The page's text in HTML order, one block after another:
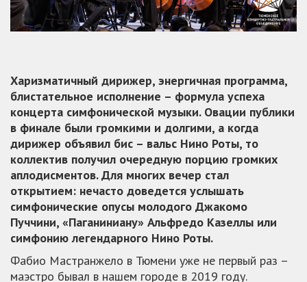
Харизматичный дирижер, энергичная программа,
блистательное исполнение – формула успеха
концерта симфонической музыки. Овации публики
в финале были громкими и долгими, а когда
дирижер объявил бис – вальс Нино Роты, то
коллектив получил очередную порцию громких
аплодисментов. Для многих вечер стал
открытием: нечасто доведется услышать
симфонические опусы молодого Джакомо
Пуччини, «Паганиниану» Альфредо Казеллы или
симфонию легендарного Нино Роты.
Фабио Мастранжело в Тюмени уже не первый раз –
маэстро бывал в нашем городе в 2019 году.